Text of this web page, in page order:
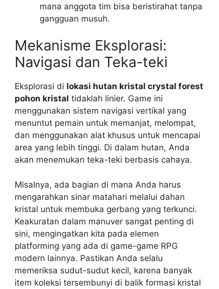
mana anggota tim bisa beristirahat tanpa
gangguan musuh.
Mekanisme Eksplorasi:
Navigasi dan Teka-teki
Eksplorasi di lokasi hutan kristal crystal forest
pohon kristal tidaklah linier. Game ini
menggunakan sistem navigasi vertikal yang
menuntut pemain untuk memanjat, melompat,
dan menggunakan alat khusus untuk mencapai
area yang lebih tinggi. Di dalam hutan, Anda
akan menemukan teka-teki berbasis cahaya.
Misalnya, ada bagian di mana Anda harus
mengarahkan sinar matahari melalui dahan
kristal untuk membuka gerbang yang terkunci.
Keakuratan dalam manuver sangat penting di
sini, mengingatkan kita pada elemen
platforming yang ada di game-game RPG
modern lainnya. Pastikan Anda selalu
memeriksa sudut-sudut kecil, karena banyak
item koleksi tersembunyi di balik formasi kristal